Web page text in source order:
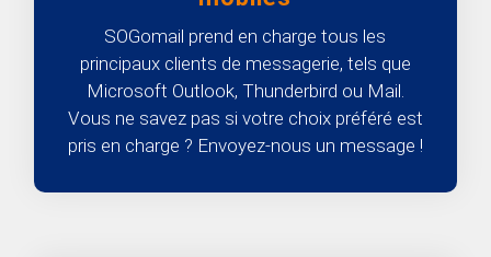
SOGomail prend en charge tous les
principaux clients de messagerie, tels que
Microsoft Outlook, Thunderbird ou Mail.
Vous ne savez pas si votre choix préféré est
pris en charge ? Envoyez-nous un message !